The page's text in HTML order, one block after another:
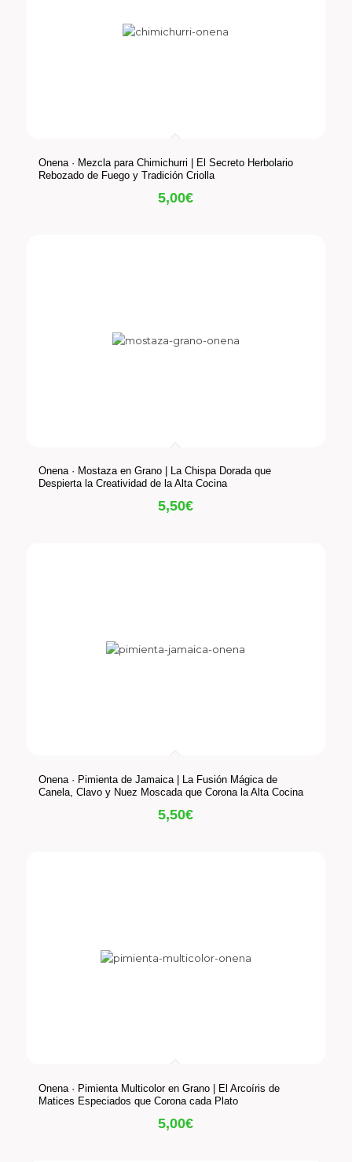
Onena · Mezcla para Chimichurri | El Secreto Herbolario
Rebozado de Fuego y Tradición Criolla
5,00€
Onena · Mostaza en Grano | La Chispa Dorada que
Despierta la Creatividad de la Alta Cocina
5,50€
Onena · Pimienta de Jamaica | La Fusión Mágica de
Canela, Clavo y Nuez Moscada que Corona la Alta Cocina
5,50€
Onena · Pimienta Multicolor en Grano | El Arcoíris de
Matices Especiados que Corona cada Plato
5,00€